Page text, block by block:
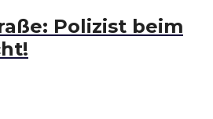
Polizist beim